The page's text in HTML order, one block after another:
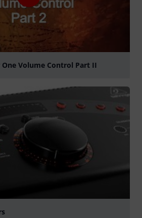
Volume Control Part II